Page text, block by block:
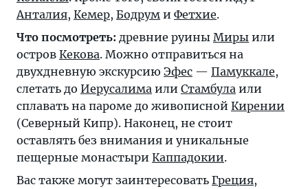
Анталия, Кемер, Бодрум и Фетхие.
Что посмотреть: древние руины Миры или
остров Кекова. Можно отправиться на
двухдневную экскурсию Эфес — Памуккале,
слетать до Иерусалима или Стамбула или
сплавать на пароме до живописной Кирении
(Северный Кипр). Наконец, не стоит
оставлять без внимания и уникальные
пещерные монастыри Каппадокии.
Вас также могут заинтересовать Греция,